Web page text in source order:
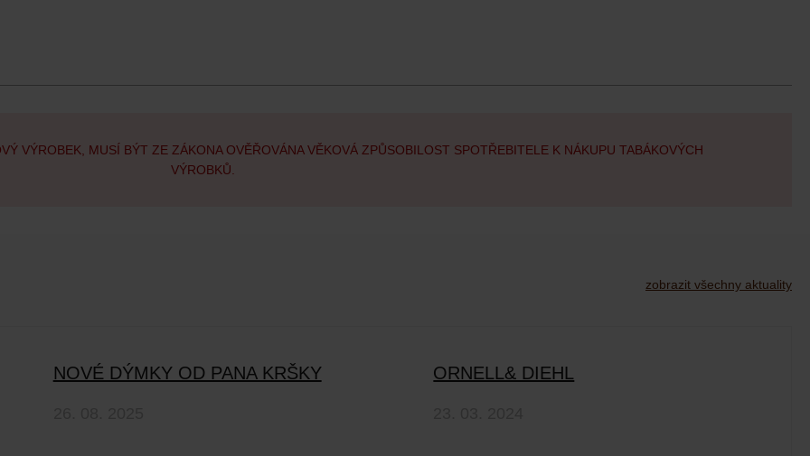
VÝROBEK, MUSÍ BÝT ZE ZÁKONA OVĚŘOVÁNA VĚKOVÁ ZPŮSOBILOST SPOTŘEBITELE K NÁKUPU TABÁKOVÝCH
VÝROBKŮ.
zobrazit všechny aktuality
NOVÉ DÝMKY OD PANA KRŠKY ORNELL& DIEHL